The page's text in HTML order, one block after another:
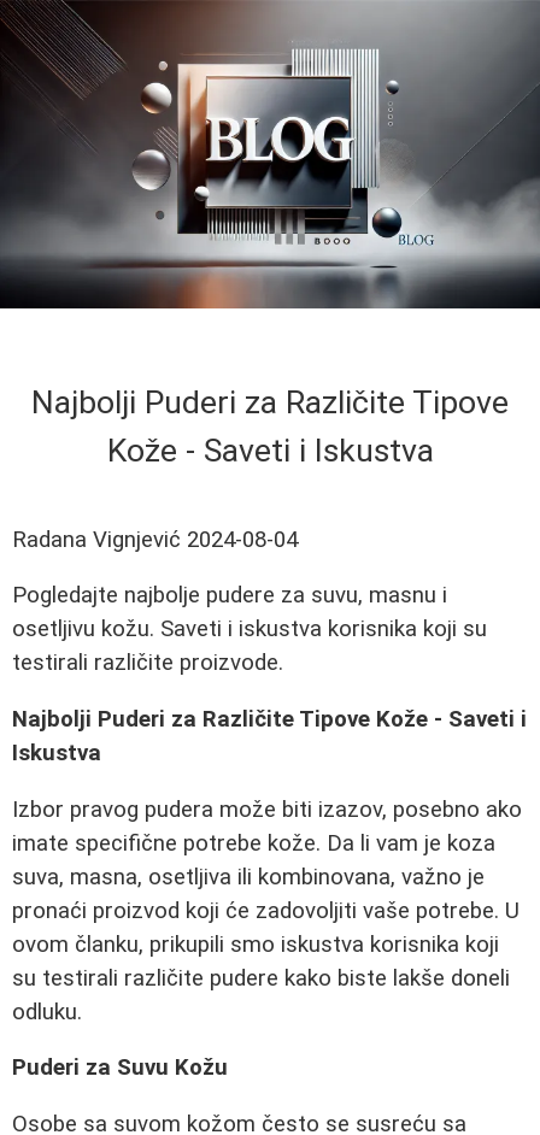
Najbolji Puderi za Različite Tipove
Kože - Saveti i Iskustva
Radana Vignjević 2024-08-04
Pogledajte najbolje pudere za suvu, masnu i
osetljivu kožu. Saveti i iskustva korisnika koji su
testirali različite proizvode.
Najbolji Puderi za Različite Tipove Kože - Saveti i
Iskustva
Izbor pravog pudera može biti izazov, posebno ako
imate specifične potrebe kože. Da li vam je koza
suva, masna, osetljiva ili kombinovana, važno je
pronaći proizvod koji će zadovoljiti vaše potrebe. U
ovom članku, prikupili smo iskustva korisnika koji
su testirali različite pudere kako biste lakše doneli
odluku.
Puderi za Suvu Kožu
Osobe sa suvom kožom često se susreću sa